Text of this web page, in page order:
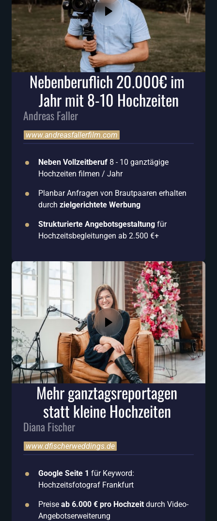
Nebenberuflich 20.000€ im
Jahr mit 8-10 Hochzeiten
Andreas Faller
www.andreasfallerfilm.com
Neben Vollzeitberuf 8 - 10 ganztägige
Hochzeiten filmen / Jahr
Planbar Anfragen von Brautpaaren erhalten
durch zielgerichtete Werbung
Strukturierte Angebotsgestaltung für
Hochzeitsbegleitungen ab 2.500 €+
Mehr ganztagsreportagen
statt kleine Hochzeiten
Diana Fischer
www.dfischerweddings.de
Google Seite 1 für Keyword:
Hochzeitsfotograf Frankfurt
Preise ab 6.000 € pro Hochzeit durch Video-
Angebotserweiterung